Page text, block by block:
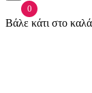
0
Βάλε κάτι στο